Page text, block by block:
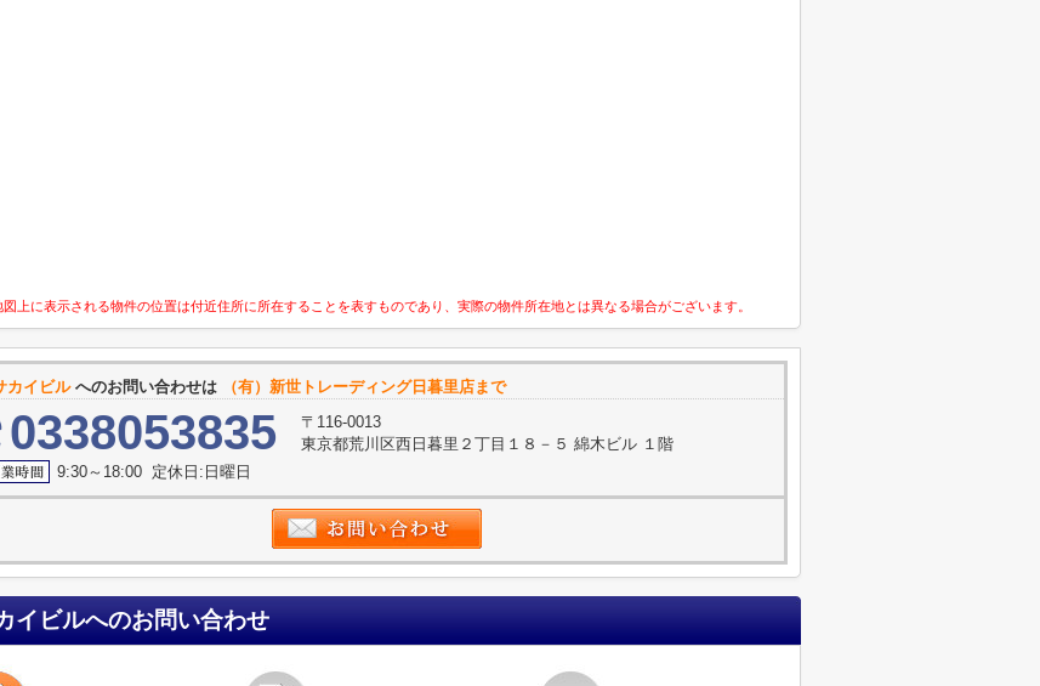
上に表示される物件の位置は付近住所に所在することを表すものであり、実際の物件所在地とは異なる場合がございます。
カイビルへのお問い合わせは （有）新世トレーディング日暮里店まで
〒116-0013
東京都荒川区西日暮里２丁目１８－５ 綿木ビル １階
9:30～18:00 定休日:日曜日
イビルへのお問い合わせ